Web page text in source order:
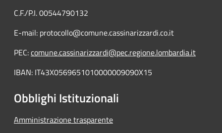
C.F./P.I. 00544790132
E-mail: protocollo@comune.cassinarizzardi.co.it
PEC:comune.cassinarizzardi@pec.regione.lombardia.it
IBAN: IT43X0569651010000009090X15
Obblighi Istituzionali
Amministrazione trasparente